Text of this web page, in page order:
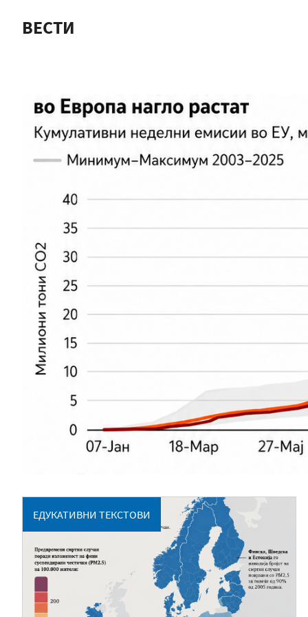
ВЕСТИ
ЕДУКАТИВНИ ТЕКСТОВИ